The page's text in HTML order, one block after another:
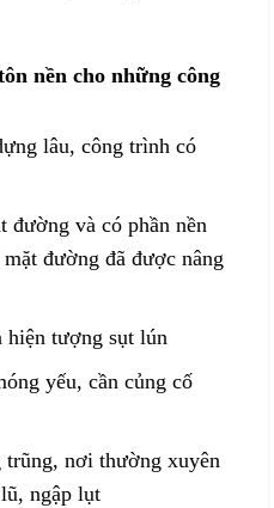
nền cho những công
lâu, công trình có
đường và có phần nền
đường đã được nâng
hiện tượng sụt lún
yếu, cần củng cố
nơi thường xuyên
ngập lụt